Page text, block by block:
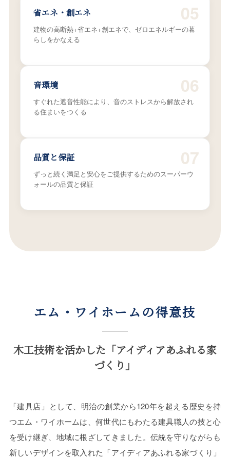
05
省エネ・創エネ
建物の高断熱+省エネ+創エネで、ゼロエネルギーの暮
らしをかなえる
06
音環境
すぐれた遮音性能により、音のストレスから解放され
る住まいをつくる
07
品質と保証
ずっと続く満足と安心をご提供するためのスーパーウ
ォールの品質と保証
エム・ワイホームの得意技
木工技術を活かした「アイディアあふれる家
づくり」
「建具店」として、明治の創業から120年を超える歴史を持
つエム・ワイホームは、何世代にもわたる建具職人の技と心
を受け継ぎ、地域に根ざしてきました。伝統を守りながらも
新しいデザインを取入れた「アイディアあふれる家づくり」